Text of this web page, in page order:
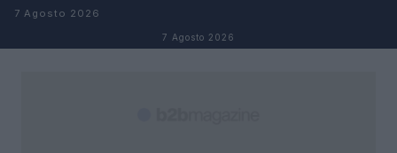
Salta al contenuto
7 Agosto 2026
7 Agosto 2026